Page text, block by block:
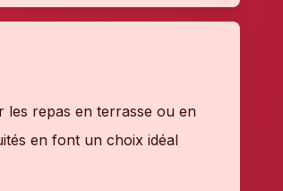
repas en terrasse ou en
en font un choix idéal